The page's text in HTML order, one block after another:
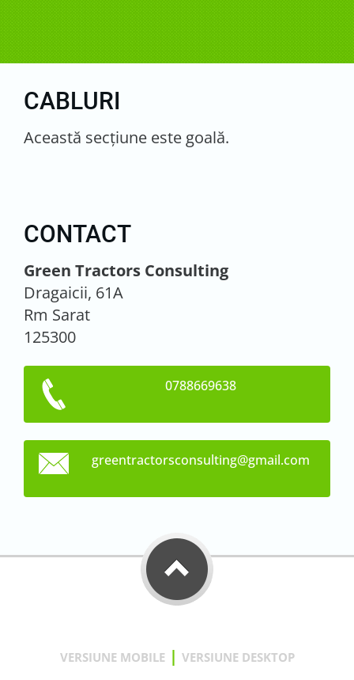
CABLURI
Această secţiune este goală.
CONTACT
Green Tractors Consulting
Dragaicii, 61A
Rm Sarat
125300
0788669638
greentractorsconsulting@gmail.com
VERSIUNE MOBILE | VERSIUNE DESKTOP